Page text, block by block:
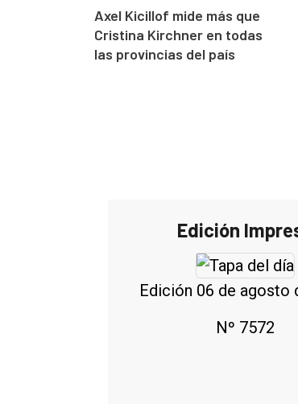
Axel Kicillof mide más que
Cristina Kirchner en todas
las provincias del país
Edición
Edición 06 de agosto
Nº 7572